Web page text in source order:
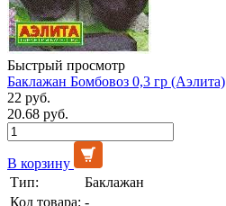
Быстрый просмотр
Баклажан Бомбовоз 0,3 гр (Аэлита)
22 руб.
20.68 руб.
В корзину
Тип:
Баклажан
Код товара: -